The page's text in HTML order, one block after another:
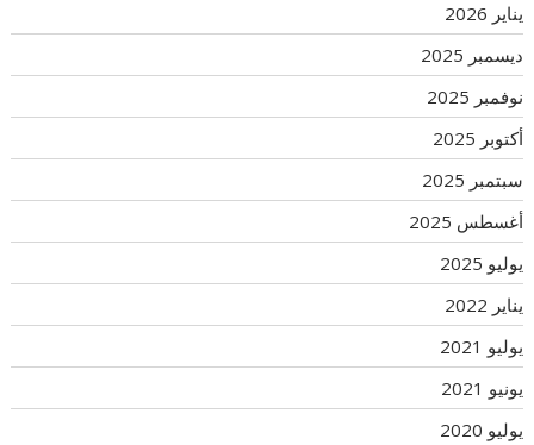
يناير 2026
ديسمبر 2025
نوفمبر 2025
أكتوبر 2025
سبتمبر 2025
أغسطس 2025
يوليو 2025
يناير 2022
يوليو 2021
يونيو 2021
يوليو 2020